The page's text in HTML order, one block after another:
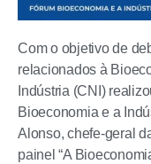
Com o objetivo de
relacionados à
Indústria (CNI)
Bioeconomia e a
Alonso, chefe-geral
painel “A